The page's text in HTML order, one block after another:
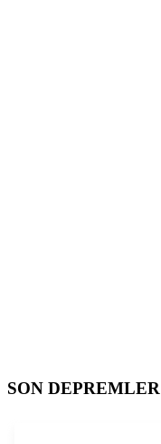
SON DEPREMLER